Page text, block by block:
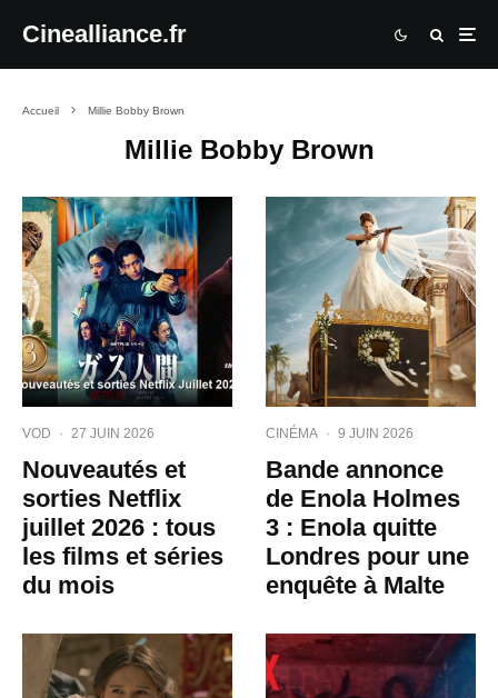
Cinealliance.fr
Accueil Millie Bobby Brown
Millie Bobby Brown
VOD · 27 JUIN 2026
Nouveautés et
sorties Netflix
juillet 2026 : tous
les films et séries
du mois
CINÉMA · 9 JUIN 2026
Bande annonce
de Enola Holmes
3 : Enola quitte
Londres pour une
enquête à Malte